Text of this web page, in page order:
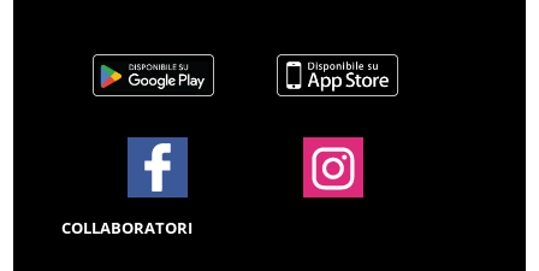
COLLABORATORI